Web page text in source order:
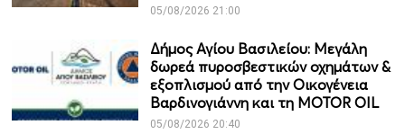
05/08/2026 21:00
Δήμος Αγίου Βασιλείου: Μεγάλη
δωρεά πυροσβεστικών οχημάτων &
εξοπλισμού από την Οικογένεια
Βαρδινογιάννη και τη MOTOR OIL
05/08/2026 20:40